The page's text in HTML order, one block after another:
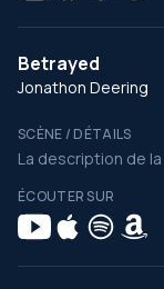
Betrayed
Jonathon Deering
SCÈNE / DÉTAILS
La description de
ÉCOUTER SUR